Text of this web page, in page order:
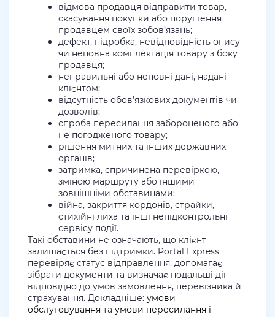
відмова продавця відправити товар,
скасування покупки або порушення
продавцем своїх зобов’язань;
дефект, підробка, невідповідність опису
чи неповна комплектація товару з боку
продавця;
неправильні або неповні дані, надані
клієнтом;
відсутність обов’язкових документів чи
дозволів;
спроба пересилання забороненого або
не погодженого товару;
рішення митних та інших державних
органів;
затримка, спричинена перевіркою,
зміною маршруту або іншими
зовнішніми обставинами;
війна, закриття кордонів, страйки,
стихійні лиха та інші непідконтрольні
сервісу події.
Такі обставини не означають, що клієнт
залишається без підтримки. Portal Express
перевіряє статус відправлення, допомагає
зібрати документи та визначає подальші дії
відповідно до умов замовлення, перевізника й
страхування. Докладніше: умови
обслуговування та умови пересилання і